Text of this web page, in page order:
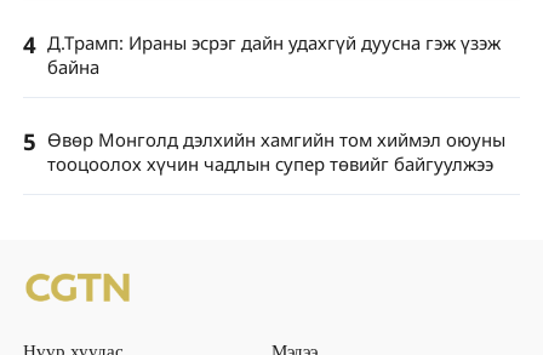
4 Д.Трамп: Ираны эсрэг дайн удахгүй дуусна гэж үзэж
байна
5 Өвөр Монголд дэлхийн хамгийн том хиймэл оюуны
тооцоолох хүчин чадлын супер төвийг байгуулжээ
Нүүр хуудас
Мэдээ